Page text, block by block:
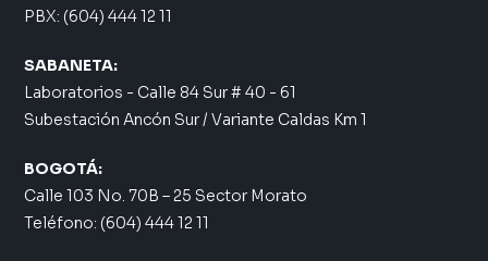
PBX: (604) 444 12 11
SABANETA:
Laboratorios - Calle 84 Sur # 40 - 61
Subestación Ancón Sur / Variante Caldas Km 1
BOGOTÁ:
Calle 103 No. 70B – 25 Sector Morato
Teléfono: (604) 444 12 11